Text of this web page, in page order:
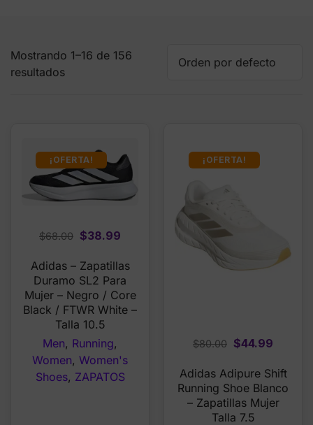
Mostrando 1–16 de 156
resultados
¡OFERTA!
$68.00 Original
was:
$68.00.
$38.99
is:
$38.99.
Adidas – Zapatillas
Duramo SL2 Para
Mujer – Negro / Core
Black / FTWR White –
Talla 10.5
Men, Running,
Women, Women's
Shoes, ZAPATOS
¡OFERTA!
$80.00 Original
was:
$80.00.
$44.99
is:
$44.99.
Adidas Adipure Shift
Running Shoe Blanco
– Zapatillas Mujer
Talla 7.5